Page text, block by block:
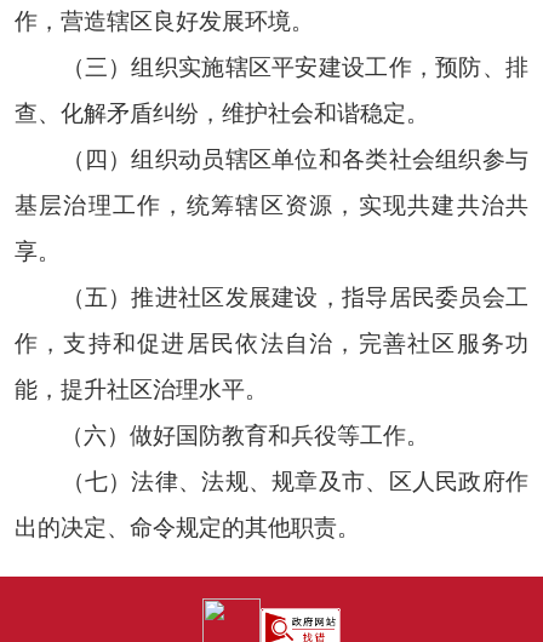
作，营造辖区良好发展环境。
（三）组织实施辖区平安建设工作，预防、排
查、化解矛盾纠纷，维护社会和谐稳定。
（四）组织动员辖区单位和各类社会组织参与
基层治理工作，统筹辖区资源，实现共建共治共
享。
（五）推进社区发展建设，指导居民委员会工
作，支持和促进居民依法自治，完善社区服务功
能，提升社区治理水平。
（六）做好国防教育和兵役等工作。
（七）法律、法规、规章及市、区人民政府作
出的决定、命令规定的其他职责。